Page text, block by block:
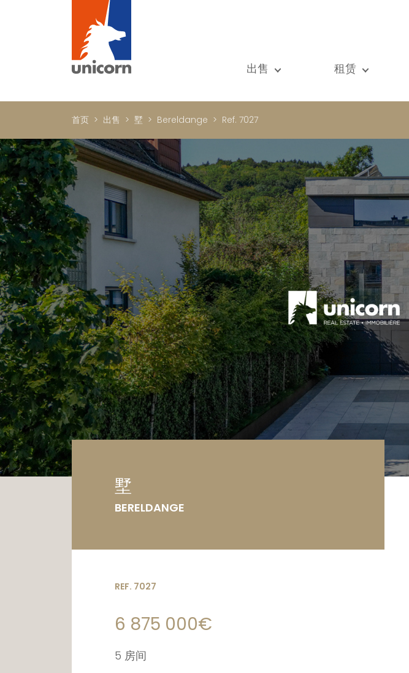
出售
顶级豪宅
国际的
Investment property
书房
商铺
车库 / 停车场
土地
租赁
顶级豪宅
国际的
书房
商铺
车库 / 停车场
首页 出售 墅 Bereldange Ref. 7027
墅
BERELDANGE
REF. 7027
6 875 000€
5 房间